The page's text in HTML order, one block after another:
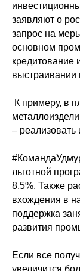
заявляют о
запрос на
основном
кредитование
выстраивании
К примеру, в
– реализовать
льготной
8,5%. Также
вхождения в
поддержка
развития
Если все
увеличится